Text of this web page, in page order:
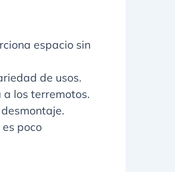
espacio sin
de usos.
los terremotos.
poco